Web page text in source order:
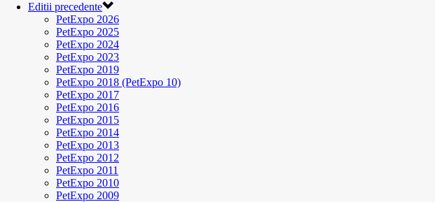
Editii precedente
PetExpo 2026
PetExpo 2025
PetExpo 2024
PetExpo 2023
PetExpo 2019
PetExpo 2018 (PetExpo 10)
PetExpo 2017
PetExpo 2016
PetExpo 2015
PetExpo 2014
PetExpo 2013
PetExpo 2012
PetExpo 2011
PetExpo 2010
PetExpo 2009